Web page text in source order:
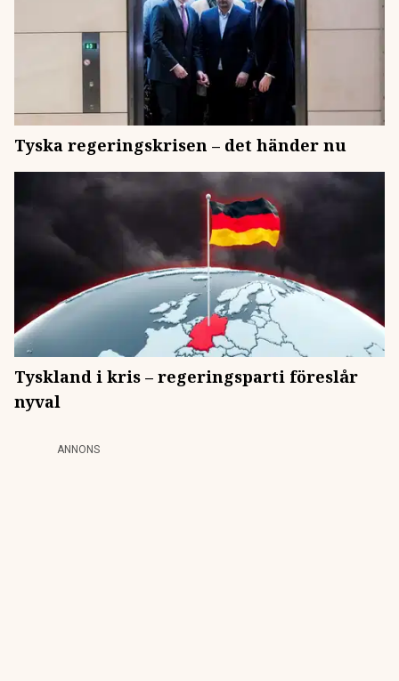
Tyska regeringskrisen – det händer nu
Tyskland i kris – regeringsparti föreslår
nyval
ANNONS